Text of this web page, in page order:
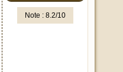
Note : 8.2/10